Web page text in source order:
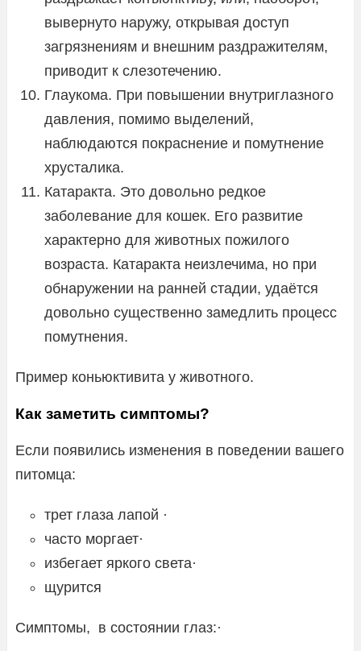
вывернуто наружу, открывая доступ
загрязнениям и внешним раздражителям,
приводит к слезотечению.
Глаукома. При повышении внутриглазного
давления, помимо выделений,
наблюдаются покраснение и помутнение
хрусталика.
Катаракта. Это довольно редкое
заболевание для кошек. Его развитие
характерно для животных пожилого
возраста. Катаракта неизлечима, но при
обнаружении на ранней стадии, удаётся
довольно существенно замедлить процесс
помутнения.
Пример коньюктивита у животного.
Как заметить симптомы?
Если появились изменения в поведении вашего
питомца:
трет глаза лапой ·
часто моргает·
избегает яркого света·
щурится
Симптомы, в состоянии глаз:·